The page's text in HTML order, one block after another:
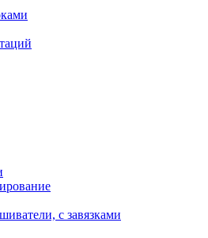
с завязками